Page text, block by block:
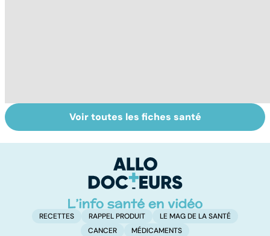
Comment
faciliter la
Syndrome de
l'intestin irritable
encore mal
connu
Voir toutes les fiches santé
RECETTES RAPPEL PRODUIT
LE MAG DE LA SANTÉ
CANCER
MÉDICAMENTS